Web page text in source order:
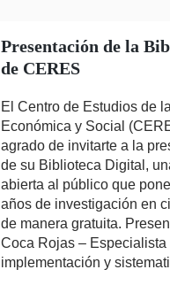
Presentación de la
de CERES
El Centro de Estudios de
Económica y Social
agrado de invitarte a la
de su Biblioteca Digital,
abierta al público que
años de investigación en
de manera gratuita.
Coca Rojas – Especialista
implementación y